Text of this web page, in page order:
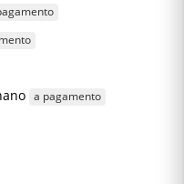
a pagamento